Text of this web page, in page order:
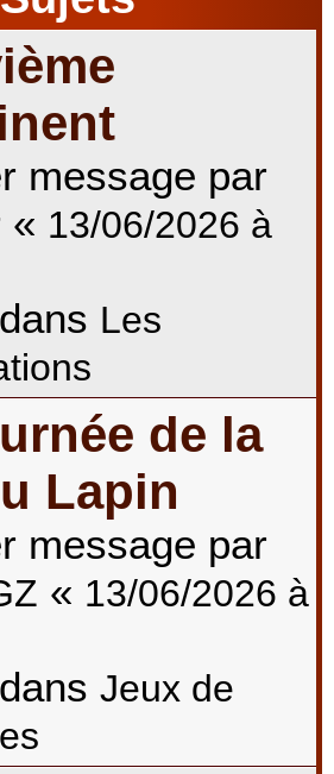
message par
« 13/06/2026 à
Les
de la
Lapin
message par
« 13/06/2026 à
Jeux de